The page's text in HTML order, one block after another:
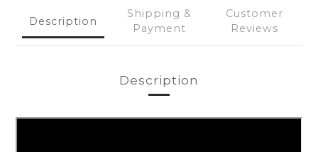
Description
Shipping &
Payment
Customer
Reviews
Description